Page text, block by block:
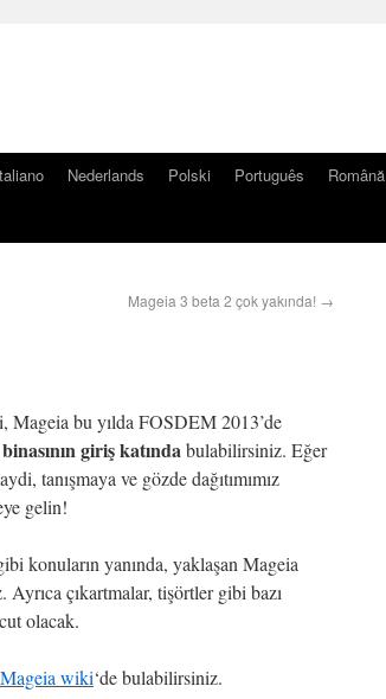
Nederlands Polski Português Română
Mageia 3 beta 2 çok yakında! →
Mageia bu yılda FOSDEM 2013’de
giriş katındabulabilirsiniz. Eğer
tanışmaya ve gözde dağıtımımız
gelin!
konuların yanında, yaklaşan Mageia
Ayrıca çıkartmalar, tişörtler gibi bazı
olacak.
Mageia wiki‘de bulabilirsiniz.